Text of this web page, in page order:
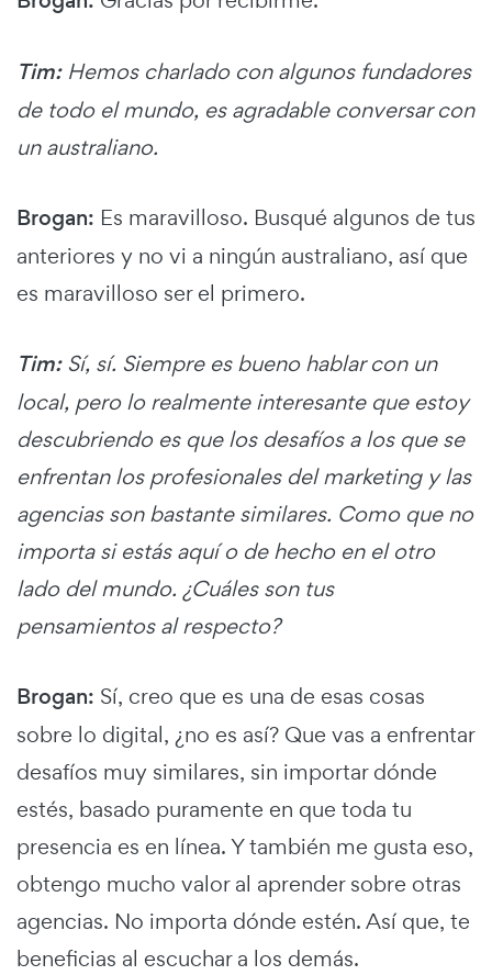
Tim:Hemos charlado con algunos fundadores
de todo el mundo, es agradable conversar con
un australiano.
Brogan: Es maravilloso. Busqué algunos de tus
anteriores y no vi a ningún australiano, así que
es maravilloso ser el primero.
Tim:Sí, sí. Siempre es bueno hablar con un
local, pero lo realmente interesante que estoy
descubriendo es que los desafíos a los que se
enfrentan los profesionales del marketing y las
agencias son bastante similares. Como que no
importa si estás aquí o de hecho en el otro
lado del mundo. ¿Cuáles son tus
pensamientos al respecto?
Brogan: Sí, creo que es una de esas cosas
sobre lo digital, ¿no es así? Que vas a enfrentar
desafíos muy similares, sin importar dónde
estés, basado puramente en que toda tu
presencia es en línea. Y también me gusta eso,
obtengo mucho valor al aprender sobre otras
agencias. No importa dónde estén. Así que, te
beneficias al escuchar a los demás.